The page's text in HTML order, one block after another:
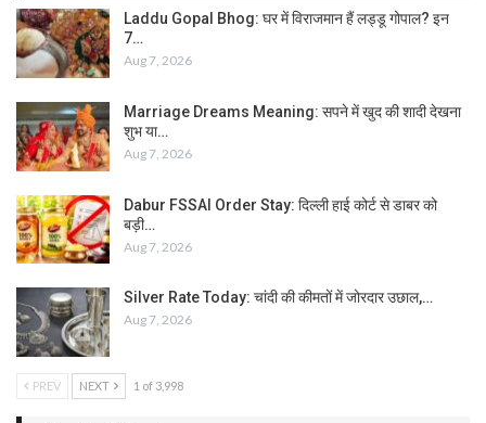
Laddu Gopal Bhog: घर में विराजमान हैं लड्डू गोपाल? इन
7…
Aug 7, 2026
Marriage Dreams Meaning: सपने में खुद की शादी देखना
शुभ या…
Aug 7, 2026
Dabur FSSAI Order Stay: दिल्ली हाई कोर्ट से डाबर को
बड़ी…
Aug 7, 2026
Silver Rate Today: चांदी की कीमतों में जोरदार उछाल,…
Aug 7, 2026
PREV NEXT 1 of 3,998